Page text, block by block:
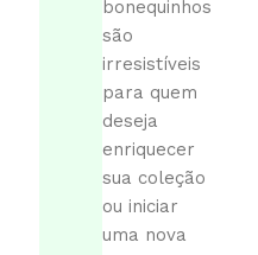
bonequinhos
são
irresistíveis
para quem
deseja
enriquecer
sua coleção
ou iniciar
uma nova